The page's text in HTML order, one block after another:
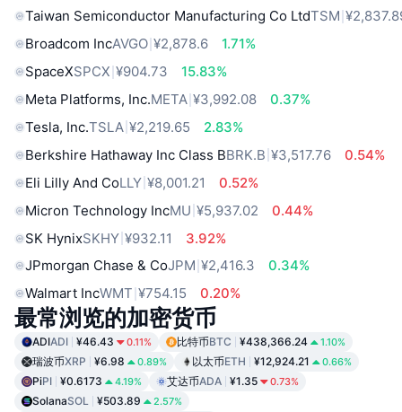
Taiwan Semiconductor Manufacturing Co LtdTSM
Broadcom IncAVGO ¥2,878.6
1.71%
SpaceXSPCX ¥904.73
15.83%
Meta Platforms, Inc.META ¥3,992.08
0.37%
Tesla, Inc.TSLA ¥2,219.65
2.83%
Berkshire Hathaway Inc Class BBRK.B ¥3,517.76
0.54%
Eli Lilly And CoLLY ¥8,001.21
0.52%
Micron Technology IncMU ¥5,937.02
0.44%
SK HynixSKHY ¥932.11
3.92%
JPmorgan Chase & CoJPM ¥2,416.3
0.34%
Walmart IncWMT ¥754.15 0.20%
最常浏览的加密货币
ADIADI ¥46.43 0.11% 比特币BTC ¥438,366.24 1.10%
瑞波币XRP ¥6.98 0.89% 以太币ETH ¥12,924.21 0.66%
PiPI ¥0.6173 4.19% 艾达币ADA ¥1.35 0.73%
SolanaSOL ¥503.89 2.57%